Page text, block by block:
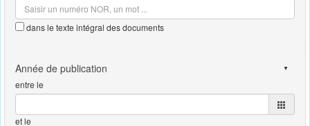
dans le texte intégral des documents
entre le
et le